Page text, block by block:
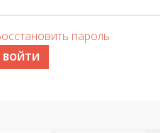
пароль
ВОЙТИ